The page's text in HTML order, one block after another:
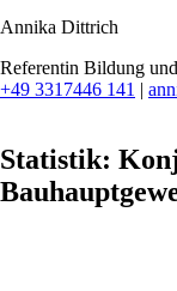
Annika Dittrich
Referentin Bildung
+49 3317446 141 |
Statistik: